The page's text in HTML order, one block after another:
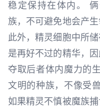
稳定保持在体内。
族，不可避免地会产生
此外，精灵细胞中所
是再好不过的精华，
夺取后者体内魔力的
文明的种族，不像受
如果精灵不慎被魔族